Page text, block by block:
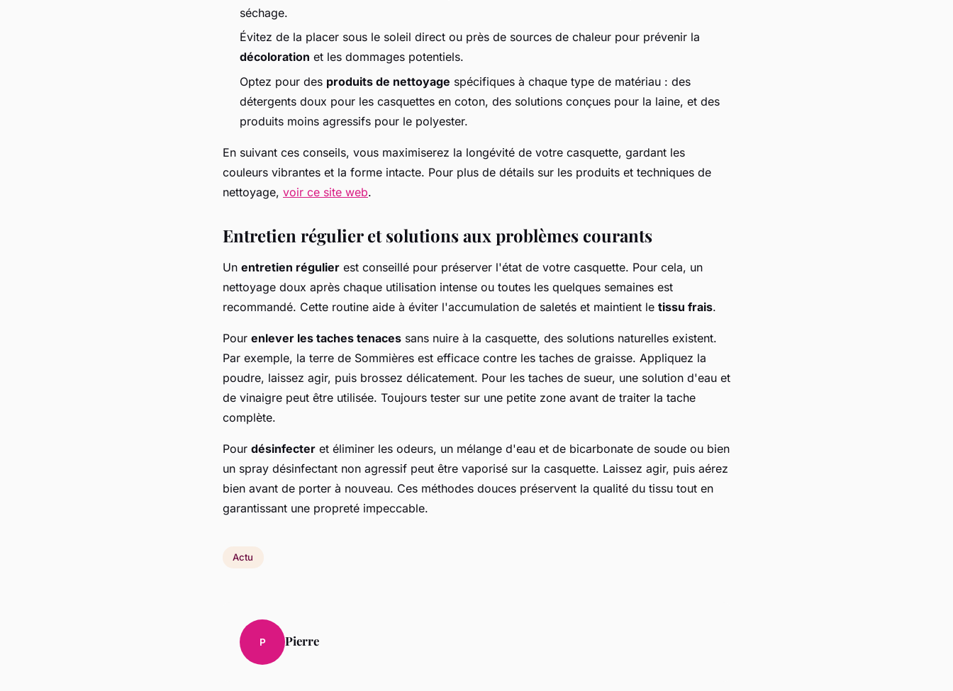
séchage.
Évitez de la placer sous le soleil direct ou près de sources de chaleur pour prévenir la
décoloration et les dommages potentiels.
Optez pour des produits de nettoyage spécifiques à chaque type de matériau : des
détergents doux pour les casquettes en coton, des solutions conçues pour la laine, et des
produits moins agressifs pour le polyester.
En suivant ces conseils, vous maximiserez la longévité de votre casquette, gardant les
couleurs vibrantes et la forme intacte. Pour plus de détails sur les produits et techniques de
nettoyage, voir ce site web.
Entretien régulier et solutions aux problèmes courants
Un entretien régulier est conseillé pour préserver l'état de votre casquette. Pour cela, un
nettoyage doux après chaque utilisation intense ou toutes les quelques semaines est
recommandé. Cette routine aide à éviter l'accumulation de saletés et maintient le tissu frais.
Pour enlever les taches tenaces sans nuire à la casquette, des solutions naturelles existent.
Par exemple, la terre de Sommières est efficace contre les taches de graisse. Appliquez la
poudre, laissez agir, puis brossez délicatement. Pour les taches de sueur, une solution d'eau et
de vinaigre peut être utilisée. Toujours tester sur une petite zone avant de traiter la tache
complète.
Pour désinfecter et éliminer les odeurs, un mélange d'eau et de bicarbonate de soude ou bien
un spray désinfectant non agressif peut être vaporisé sur la casquette. Laissez agir, puis aérez
bien avant de porter à nouveau. Ces méthodes douces préservent la qualité du tissu tout en
garantissant une propreté impeccable.
Actu
P Pierre